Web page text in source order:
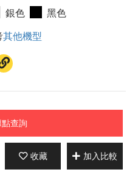
銀色
黑色
其他機型
查詢
收藏 加入比較